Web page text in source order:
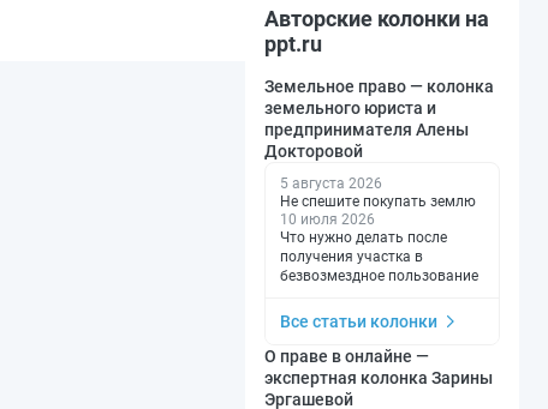
Авторские колонки на
ppt.ru
Земельное право — колонка
земельного юриста и
предпринимателя Алены
Докторовой
5 августа 2026
Не спешите покупать землю
10 июля 2026
Что нужно делать после
получения участка в
безвозмездное пользование
Все статьи колонки
О праве в онлайне —
экспертная колонка Зарины
Эргашевой